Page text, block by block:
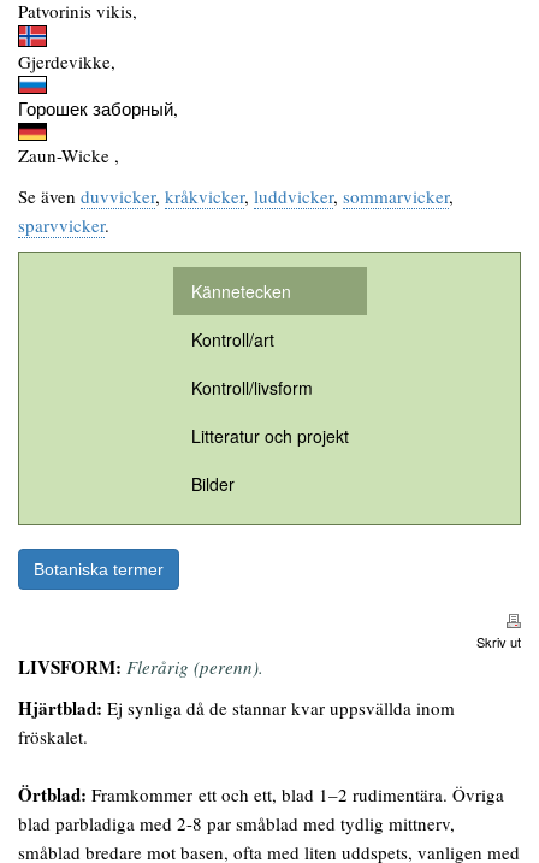
Patvorinis vikis,
Gjerdevikke,
Горошек заборный,
Zaun-Wicke ,
Se även duvvicker, kråkvicker, luddvicker, sommarvicker,
sparvvicker.
Kännetecken
Kontroll/art
Kontroll/livsform
Litteratur och projekt
Bilder
Botaniska termer
Skriv ut
LIVSFORM: Flerårig (perenn).
Hjärtblad: Ej synliga då de stannar kvar uppsvällda inom
fröskalet.
Örtblad: Framkommer ett och ett, blad 1–2 rudimentära. Övriga
blad parbladiga med 2-8 par småblad med tydlig mittnerv,
småblad bredare mot basen, ofta med liten uddspets, vanligen med